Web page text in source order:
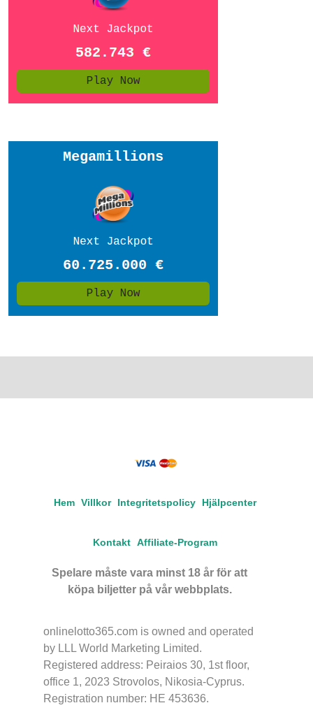
Hem Villkor Integritetspolicy Hjälpcenter
Kontakt Affiliate-Program
Spelare måste vara minst 18 år för att
köpa biljetter på vår webbplats.
onlinelotto365.com is owned and operated
by LLL World Marketing Limited.
Registered address: Peiraios 30, 1st floor,
office 1, 2023 Strovolos, Nikosia-Cyprus.
Registration number: HE 453636.